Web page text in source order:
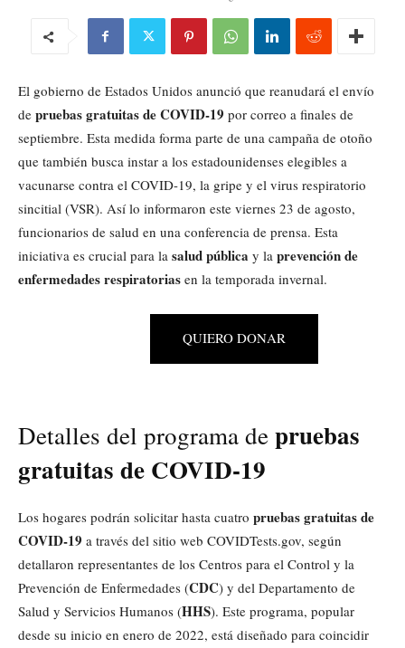
El gobierno de Estados Unidos anunció que reanudará el envío
de pruebas gratuitas de COVID-19 por correo a finales de
septiembre. Esta medida forma parte de una campaña de otoño
que también busca instar a los estadounidenses elegibles a
vacunarse contra el COVID-19, la gripe y el virus respiratorio
sincitial (VSR). Así lo informaron este viernes 23 de agosto,
funcionarios de salud en una conferencia de prensa. Esta
iniciativa es crucial para la salud pública y la prevención de
enfermedades respiratorias en la temporada invernal.
QUIERO DONAR
Detalles del programa depruebas
gratuitas de COVID-19
Los hogares podrán solicitar hasta cuatro pruebas gratuitas de
COVID-19 a través del sitio web COVIDTests.gov, según
detallaron representantes de los Centros para el Control y la
Prevención de Enfermedades (CDC) y del Departamento de
Salud y Servicios Humanos (HHS). Este programa, popular
desde su inicio en enero de 2022, está diseñado para coincidir